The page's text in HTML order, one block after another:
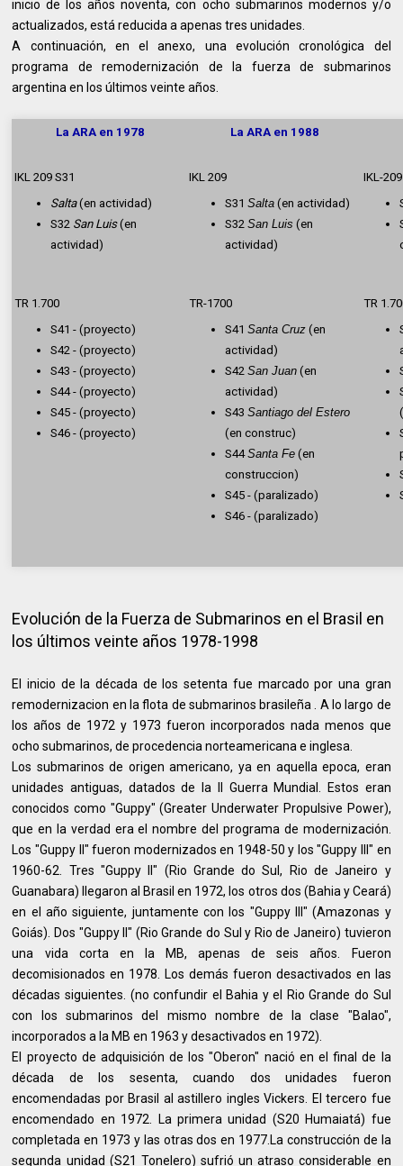
inicio de los años noventa, con ocho submarinos modernos y/o
actualizados, está reducida a apenas tres unidades.
A continuación, en el anexo, una evolución cronológica del
programa de remodernización de la fuerza de submarinos
argentina en los últimos veinte años.
La ARA en 1978 La ARA en 1988
IKL 209 S31
Salta(en actividad)
S32 San Luis(en
actividad)
TR 1.700
S41 - (proyecto)
S42 - (proyecto)
S43 - (proyecto)
S44 - (proyecto)
S45 - (proyecto)
S46 - (proyecto)
IKL 209
S31Salta (en actividad)
S32San Luis (en
actividad)
TR-1700
S41Santa Cruz (en
actividad)
S42San Juan (en
actividad)
S43Santiago del Estero
(en construc)
S44Santa Fe (en
construccion)
S45 - (paralizado)
S46 - (paralizado)
IKL-209
TR
Evolución de la Fuerza de Submarinos en el Brasil en
los últimos veinte años 1978-1998
El inicio de la década de los setenta fue marcado por una gran
remodernizacion en la flota de submarinos brasileña . A lo largo de
los años de 1972 y 1973 fueron incorporados nada menos que
ocho submarinos, de procedencia norteamericana e inglesa.
Los submarinos de origen americano, ya en aquella epoca, eran
unidades antiguas, datados de la II Guerra Mundial. Estos eran
conocidos como "Guppy" (Greater Underwater Propulsive Power),
que en la verdad era el nombre del programa de modernización.
Los "Guppy II" fueron modernizados en 1948-50 y los "Guppy III" en
1960-62. Tres "Guppy II" (Rio Grande do Sul, Rio de Janeiro y
Guanabara) llegaron al Brasil en 1972, los otros dos (Bahia y Ceará)
en el año siguiente, juntamente con los "Guppy III" (Amazonas y
Goiás). Dos "Guppy II" (Rio Grande do Sul y Rio de Janeiro) tuvieron
una vida corta en la MB, apenas de seis años. Fueron
decomisionados en 1978. Los demás fueron desactivados en las
décadas siguientes. (no confundir el Bahia y el Rio Grande do Sul
con los submarinos del mismo nombre de la clase "Balao",
incorporados a la MB en 1963 y desactivados en 1972).
El proyecto de adquisición de los "Oberon" nació en el final de la
década de los sesenta, cuando dos unidades fueron
encomendadas por Brasil al astillero ingles Vickers. El tercero fue
encomendado en 1972. La primera unidad (S20 Humaiatá) fue
completada en 1973 y las otras dos en 1977.La construcción de la
segunda unidad (S21 Tonelero) sufrió un atraso considerable en